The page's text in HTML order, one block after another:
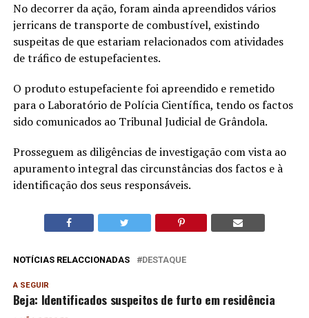
No decorrer da ação, foram ainda apreendidos vários
jerricans de transporte de combustível, existindo
suspeitas de que estariam relacionados com atividades
de tráfico de estupefacientes.
O produto estupefaciente foi apreendido e remetido
para o Laboratório de Polícia Científica, tendo os factos
sido comunicados ao Tribunal Judicial de Grândola.
Prosseguem as diligências de investigação com vista ao
apuramento integral das circunstâncias dos factos e à
identificação dos seus responsáveis.
NOTÍCIAS RELACCIONADAS DESTAQUE
A SEGUIR
Beja: Identificados suspeitos de furto em residência